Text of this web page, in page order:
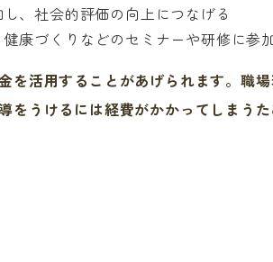
、社会的評価の向上につなげる
康づくりなどのセミナーや研修に参
活用することがあげられます。職
をうけるには経費がかかってしまう